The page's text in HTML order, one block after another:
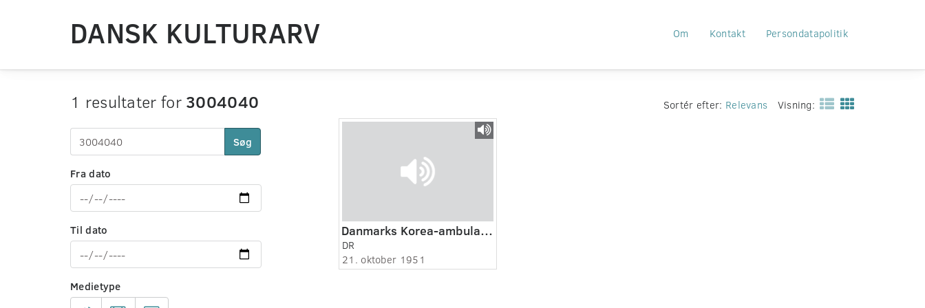
DANSK KULTURARV Om Kontakt Persondatapolitik
1 resultater for 3004040
Søg
Fra dato
Til dato
Medietype
Sortér efter: Relevans Visning:
Danmarks Korea-ambulance klar til afgang
DR
21. oktober 1951